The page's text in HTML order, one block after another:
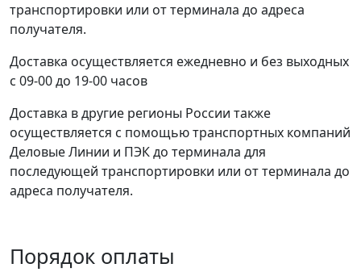
транспортировки или от терминала до адреса
получателя.
Доставка осуществляется ежедневно и без выходных
с 09-00 до 19-00 часов
Доставка в другие регионы России также
осуществляется с помощью транспортных компаний
Деловые Линии и ПЭК до терминала для
последующей транспортировки или от терминала до
адреса получателя.
Порядок оплаты